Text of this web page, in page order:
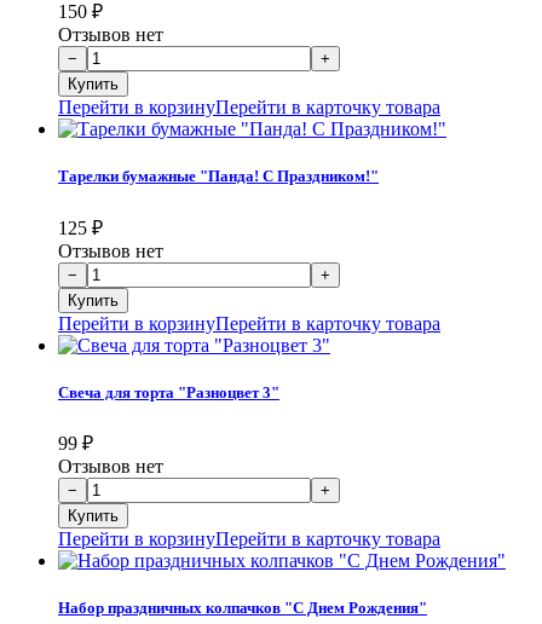
150 ₽
Отзывов нет
Перейти в корзинуПерейти в карточку товара
Тарелки бумажные "Панда! С Праздником!"
125 ₽
Отзывов нет
Перейти в корзинуПерейти в карточку товара
Свеча для торта "Разноцвет 3"
99 ₽
Отзывов нет
Перейти в корзинуПерейти в карточку товара
Набор праздничных колпачков "С Днем Рождения"